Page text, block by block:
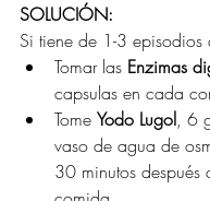
SOLUCIÓN:
Si tiene de 1-3 episodios
Tomar las Enzimas
capsulas en cada
Tome Yodo Lugol, 6
vaso de agua de
30 minutos después